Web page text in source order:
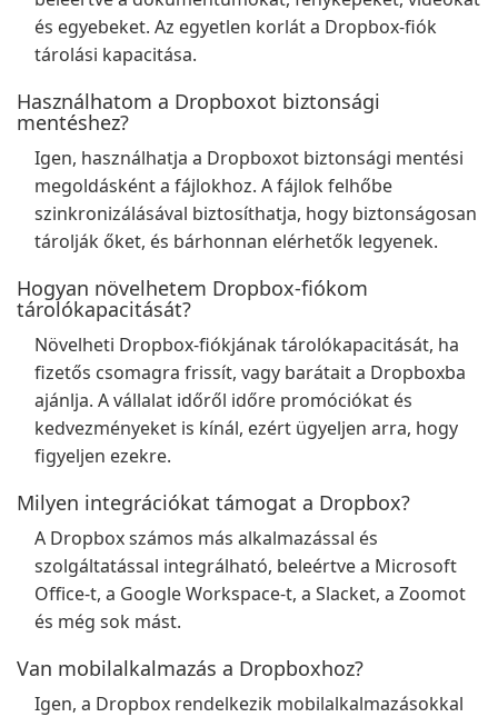
és egyebeket. Az egyetlen korlát a Dropbox-fiók
tárolási kapacitása.
Használhatom a Dropboxot biztonsági
mentéshez?
Igen, használhatja a Dropboxot biztonsági mentési
megoldásként a fájlokhoz. A fájlok felhőbe
szinkronizálásával biztosíthatja, hogy biztonságosan
tárolják őket, és bárhonnan elérhetők legyenek.
Hogyan növelhetem Dropbox-fiókom
tárolókapacitását?
Növelheti Dropbox-fiókjának tárolókapacitását, ha
fizetős csomagra frissít, vagy barátait a Dropboxba
ajánlja. A vállalat időről időre promóciókat és
kedvezményeket is kínál, ezért ügyeljen arra, hogy
figyeljen ezekre.
Milyen integrációkat támogat a Dropbox?
A Dropbox számos más alkalmazással és
szolgáltatással integrálható, beleértve a Microsoft
Office-t, a Google Workspace-t, a Slacket, a Zoomot
és még sok mást.
Van mobilalkalmazás a Dropboxhoz?
Igen, a Dropbox rendelkezik mobilalkalmazásokkal